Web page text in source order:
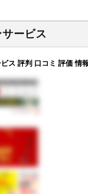
ービス
ス 評判 口コミ 評価 情